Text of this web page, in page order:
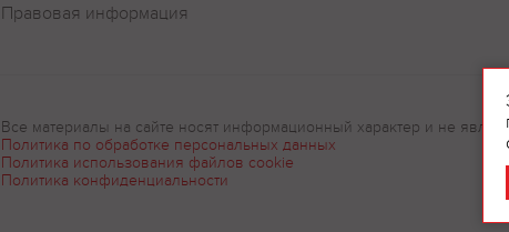
Правовая информация
Все материалы на сайте носят информационный характер и не
Политика по обработке персональных данных
Политика использования файлов cookie
Политика конфиденциальности